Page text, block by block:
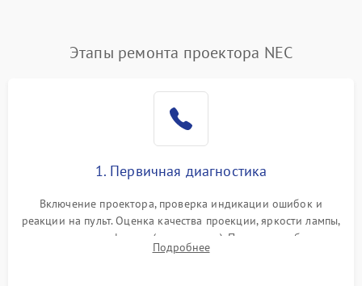
Нестабильная яркость или
контраст
4000 ₽ Подробнее →
Неравномерная подсветка
автоматическая коррекция
трапеции (Keystone)
Проблемы с
масштабированием
Подробнее →
Этапы ремонта проектора NEC
1. Первичная диагностика
Включение проектора, проверка индикации ошибок и
реакции на пульт. Оценка качества проекции, яркости лампы,
наличия артефактов (точки, пятна). Проверка работы
системы охлаждения по уровню шума вентиляторов.
Подробнее